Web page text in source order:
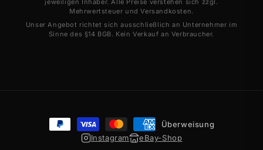
jeweiligen Inhaber. Alle Preise verstehen sich zzgl.
Mehrwertsteuer und Versandkosten.
Unser Angebot richtet sich ausschließlich an Unternehmer im
Sinne des §14 BGB. Kein Verkauf an Verbraucher.
Zahlungsmethoden
Überweisung
Instagram
eBay-Shop